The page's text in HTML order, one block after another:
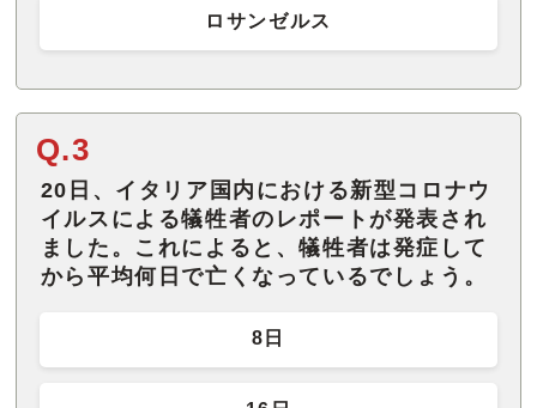
ロサンゼルス
Q.3
20日、イタリア国内における新型コロナウ
イルスによる犠牲者のレポートが発表され
ました。これによると、犠牲者は発症して
から平均何日で亡くなっているでしょう。
8日